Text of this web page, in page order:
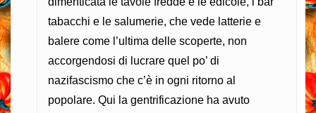
tabacchi e le salumerie, che vede latterie e
balere come l’ultima delle scoperte, non
accorgendosi di lucrare quel po’ di
nazifascismo che c’è in ogni ritorno al
popolare. Qui la gentrificazione ha avuto